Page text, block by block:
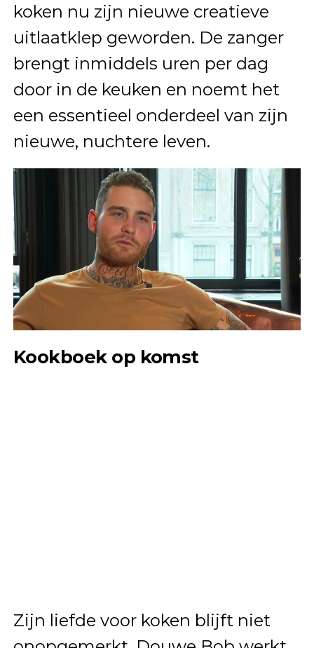
koken nu zijn nieuwe creatieve
uitlaatklep geworden. De zanger
brengt inmiddels uren per dag
door in de keuken en noemt het
een essentieel onderdeel van zijn
nieuwe, nuchtere leven.
Kookboek op komst
Zijn liefde voor koken blijft niet